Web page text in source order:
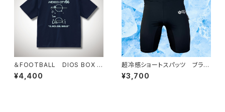
＆FOOTBALL DIOS BOX T
EE ネイビー×アルゼンチンブ
ルー
¥4,400
超冷感ショートスパッツ ブラッ
ク
¥3,700